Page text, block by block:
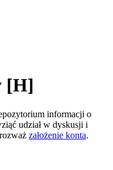
[H]
informacji o
udział w dyskusji i
założenie konta.